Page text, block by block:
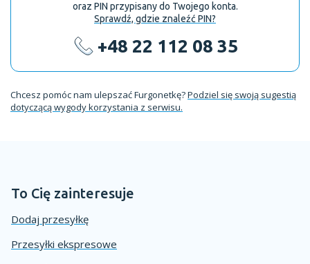
oraz PIN przypisany do Twojego konta.
Sprawdź, gdzie znaleźć PIN?
+48 22 112 08 35
Chcesz pomóc nam ulepszać Furgonetkę?Podziel się swoją sugestią
dotyczącą wygody korzystania z serwisu.
To Cię zainteresuje
Dodaj przesyłkę
Przesyłki ekspresowe